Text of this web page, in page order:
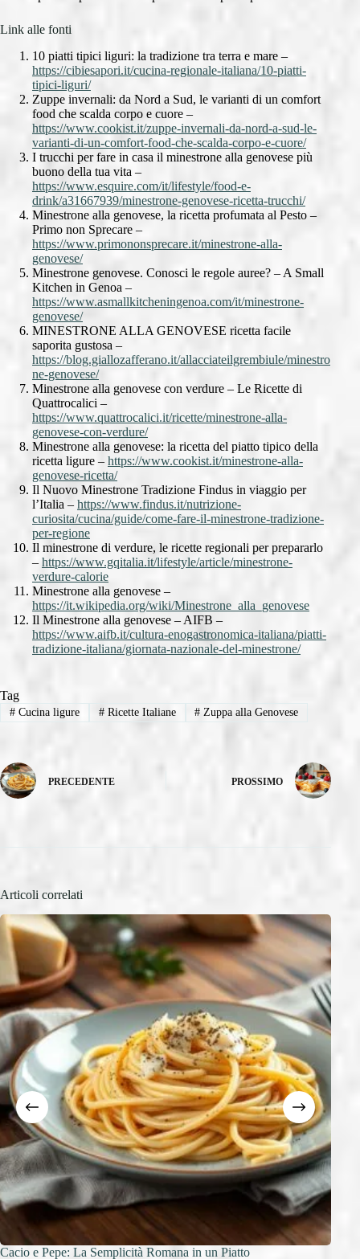
Link alle fonti
10 piatti tipici liguri: la tradizione tra terra e mare –
https://cibiesapori.it/cucina-regionale-italiana/10-piatti-
tipici-liguri/
Zuppe invernali: da Nord a Sud, le varianti di un comfort
food che scalda corpo e cuore –
https://www.cookist.it/zuppe-invernali-da-nord-a-sud-le-
varianti-di-un-comfort-food-che-scalda-corpo-e-cuore/
I trucchi per fare in casa il minestrone alla genovese più
buono della tua vita –
https://www.esquire.com/it/lifestyle/food-e-
drink/a31667939/minestrone-genovese-ricetta-trucchi/
Minestrone alla genovese, la ricetta profumata al Pesto –
Primo non Sprecare –
https://www.primononsprecare.it/minestrone-alla-
genovese/
Minestrone genovese. Conosci le regole auree? – A Small
Kitchen in Genoa –
https://www.asmallkitcheningenoa.com/it/minestrone-
genovese/
MINESTRONE ALLA GENOVESE ricetta facile
saporita gustosa –
https://blog.giallozafferano.it/allacciateilgrembiule/minestro
ne-genovese/
Minestrone alla genovese con verdure – Le Ricette di
Quattrocalici –
https://www.quattrocalici.it/ricette/minestrone-alla-
genovese-con-verdure/
Minestrone alla genovese: la ricetta del piatto tipico della
ricetta ligure – https://www.cookist.it/minestrone-alla-
genovese-ricetta/
Il Nuovo Minestrone Tradizione Findus in viaggio per
l’Italia – https://www.findus.it/nutrizione-
curiosita/cucina/guide/come-fare-il-minestrone-tradizione-
per-regione
Il minestrone di verdure, le ricette regionali per prepararlo
–https://www.gqitalia.it/lifestyle/article/minestrone-
verdure-calorie
Minestrone alla genovese –
https://it.wikipedia.org/wiki/Minestrone_alla_genovese
Il Minestrone alla genovese – AIFB –
https://www.aifb.it/cultura-enogastronomica-italiana/piatti-
tradizione-italiana/giornata-nazionale-del-minestrone/
Tag
#Cucina ligure #Ricette Italiane # Zuppa alla Genovese
PRECEDENTE PROSSIMO
Articoli correlati
Cacio e Pepe: La Semplicità Romana in un Piatto